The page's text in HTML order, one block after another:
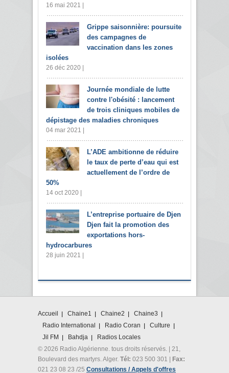
16 mai 2021 |
Grippe saisonnière: poursuite
des campagnes de
vaccination dans les zones
isolées
26 déc 2020 |
Journée mondiale de lutte
contre l'obésité : lancement
de trois cliniques mobiles de
dépistage des maladies chroniques
04 mar 2021 |
L’ADE ambitionne de réduire
le taux de perte d’eau qui est
actuellement de l’ordre de
50%
14 oct 2020 |
L’entreprise portuaire de Djen
Djen fait la promotion des
exportations hors-
hydrocarbures
28 juin 2021 |
Accueil Chaine1 Chaine2
Chaine3
Radio International
Radio Coran
Culture
Jil FM
Bahdja
Radios Locales
© 2026 Radio Algérienne. tous droits réservés. | 21,
Boulevard des martyrs. Alger. Tél: 023 500 301 |
Fax:
021 23 08 23 /25 Consultations / Appels d'offres